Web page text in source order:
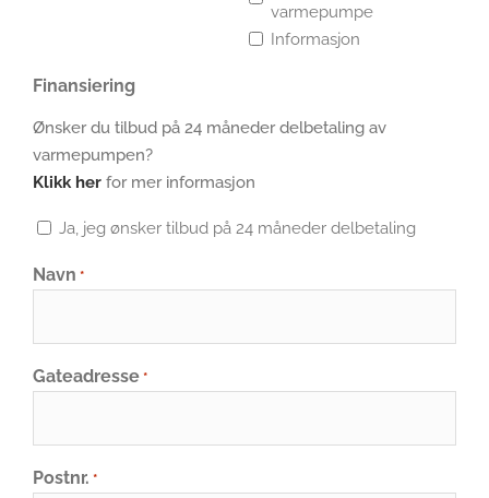
varmepumpe
Informasjon
Finansiering
Ønsker du tilbud på 24 måneder delbetaling av
varmepumpen?
Klikk her for mer informasjon
Ja, jeg ønsker tilbud på 24 måneder delbetaling
Navn *
Gateadresse *
Postnr. *